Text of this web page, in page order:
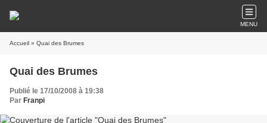
MENU
Accueil » Quai des Brumes
Quai des Brumes
Publié le 17/10/2008 à 19:38
Par Franpi